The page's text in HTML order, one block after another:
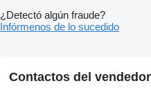
¿Detectó algún fraude?
Infórmenos de lo sucedido
Contactos del vendedor